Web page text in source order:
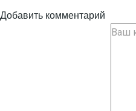
Добавить комментарий